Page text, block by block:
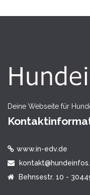
Deine Webseite für
www.in-edv.de
Behnsestr. 10 -